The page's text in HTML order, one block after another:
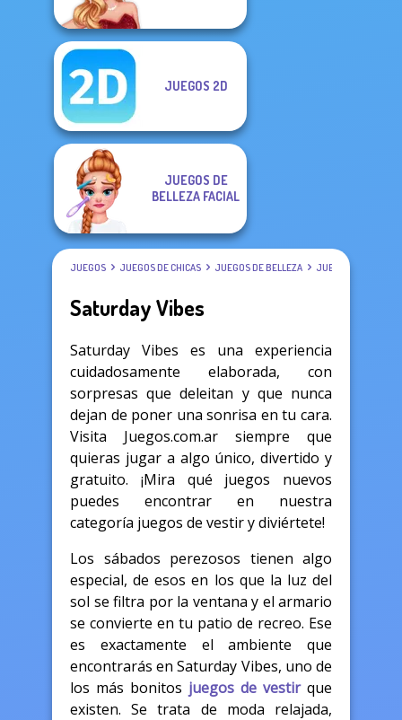
JUEGOS 2D
JUEGOS DE
BELLEZA FACIAL
JUEGOS JUEGOS DE CHICAS JUEGOS DE BELLEZA JUEGOS DE VESTIR
Saturday Vibes
Saturday Vibes es una experiencia
cuidadosamente elaborada, con
sorpresas que deleitan y que nunca
dejan de poner una sonrisa en tu cara.
Visita Juegos.com.ar siempre que
quieras jugar a algo único, divertido y
gratuito. ¡Mira qué juegos nuevos
puedes encontrar en nuestra
categoría juegos de vestir y diviértete!
Los sábados perezosos tienen algo
especial, de esos en los que la luz del
sol se filtra por la ventana y el armario
se convierte en tu patio de recreo. Ese
es exactamente el ambiente que
encontrarás en Saturday Vibes, uno de
los más bonitos juegos de vestirque
existen. Se trata de moda relajada,